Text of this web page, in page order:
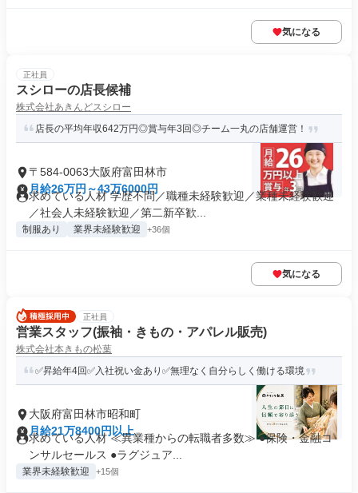
気になる
正社員
スシローの店長候補
株式会社あきんどスシロー
店長の平均年収642万円◎賞与年3回◎チーム一丸の店舗運営！
〒584-0063大阪府富田林市
月給26万円～43万6000円
求めている人材 学歴不問／職種未経験歓迎／業種未経験歓迎
／社会人未経験歓迎／第二新卒歓...
制服あり 業界未経験歓迎 +36個
気になる
正社員
営業スタッフ(振袖・きもの・アパレル販売)
株式会社本きもの松葉
✅昇給年4回✅入社祝い金あり✅無理なく自分らしく働ける環境
大阪府富田林市昭和町
月給21万8400円以上
求めている人材 ≪異業種からの転職者多数≫ ●保険・金融コ
ンサルセールス ●ラグジュア...
業界未経験歓迎 +15個